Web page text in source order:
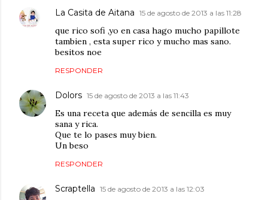
La Casita de Aitana 15 de agosto de 2013 a las 11:28
que rico sofi ,yo en casa hago mucho papillote
tambien , esta super rico y mucho mas sano.
besitos noe
RESPONDER
Dolors 15 de agosto de 2013 a las 11:43
Es una receta que además de sencilla es muy
sana y rica.
Que te lo pases muy bien.
Un beso
RESPONDER
Scraptella 15 de agosto de 2013 a las 12:03